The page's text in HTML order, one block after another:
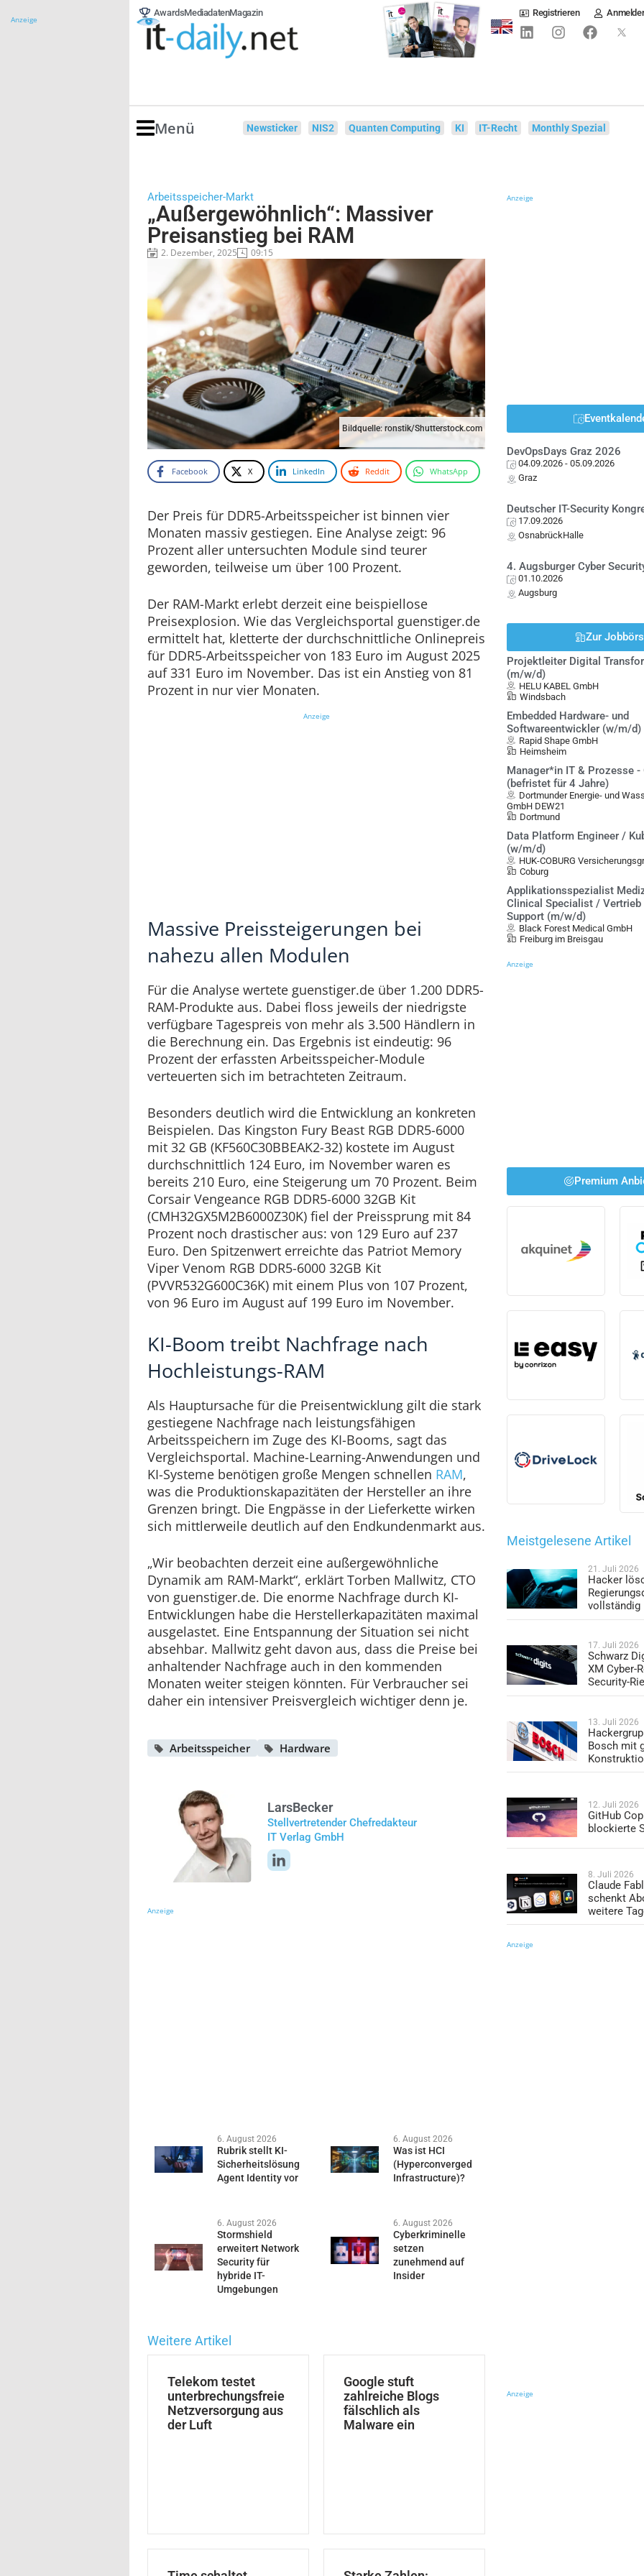
Anzeige
AwardsMediadatenMagazin Registrieren
Menü Newsticker NIS2 Quanten Computing KI IT-Recht Monthly Spezial
Arbeitsspeicher-Markt
„Außergewöhnlich“: Massiver
Preisanstieg bei RAM
2. Dezember, 2025 09:15
Bildquelle: ronstik/Shutterstock.com
Facebook X LinkedIn Reddit WhatsApp
Der Preis für DDR5-Arbeitsspeicher ist binnen vier
Monaten massiv gestiegen. Eine Analyse zeigt: 96
Prozent aller untersuchten Module sind teurer
geworden, teilweise um über 100 Prozent.
Der RAM-Markt erlebt derzeit eine beispiellose
Preisexplosion. Wie das Vergleichsportal guenstiger.de
ermittelt hat, kletterte der durchschnittliche Onlinepreis
für DDR5-Arbeitsspeicher von 183 Euro im August 2025
auf 331 Euro im November. Das ist ein Anstieg von 81
Prozent in nur vier Monaten.
Anzeige
Massive Preissteigerungen bei
nahezu allen Modulen
Für die Analyse wertete guenstiger.de über 1.200 DDR5-
RAM-Produkte aus. Dabei floss jeweils der niedrigste
verfügbare Tagespreis von mehr als 3.500 Händlern in
die Berechnung ein. Das Ergebnis ist eindeutig: 96
Prozent der erfassten Arbeitsspeicher-Module
verteuerten sich im betrachteten Zeitraum.
Besonders deutlich wird die Entwicklung an konkreten
Beispielen. Das Kingston Fury Beast RGB DDR5-6000
mit 32 GB (KF560C30BBEAK2-32) kostete im August
durchschnittlich 124 Euro, im November waren es
bereits 210 Euro, eine Steigerung um 70 Prozent. Beim
Corsair Vengeance RGB DDR5-6000 32GB Kit
(CMH32GX5M2B6000Z30K) fiel der Preissprung mit 84
Prozent noch drastischer aus: von 129 Euro auf 237
Euro. Den Spitzenwert erreichte das Patriot Memory
Viper Venom RGB DDR5-6000 32GB Kit
(PVVR532G600C36K) mit einem Plus von 107 Prozent,
von 96 Euro im August auf 199 Euro im November.
KI-Boom treibt Nachfrage nach
Hochleistungs-RAM
Als Hauptursache für die Preisentwicklung gilt die stark
gestiegene Nachfrage nach leistungsfähigen
Arbeitsspeichern im Zuge des KI-Booms, sagt das
Vergleichsportal. Machine-Learning-Anwendungen und
KI-Systeme benötigen große Mengen schnellen RAM,
was die Produktionskapazitäten der Hersteller an ihre
Grenzen bringt. Die Engpässe in der Lieferkette wirken
sich mittlerweile deutlich auf den Endkundenmarkt aus.
„Wir beobachten derzeit eine außergewöhnliche
Dynamik am RAM-Markt“, erklärt Torben Mallwitz, CTO
von guenstiger.de. Die enorme Nachfrage durch KI-
Entwicklungen habe die Herstellerkapazitäten maximal
ausgelastet. Eine Entspannung der Situation sei nicht
absehbar. Mallwitz geht davon aus, dass die Preise bei
anhaltender Nachfrage auch in den kommenden
Monaten weiter steigen könnten. Für Verbraucher sei
daher ein intensiver Preisvergleich wichtiger denn je.
Arbeitsspeicher Hardware
LarsBecker
Stellvertretender Chefredakteur
IT Verlag GmbH
Anzeige
6. August 2026
Rubrik stellt KI-
Sicherheitslösung
Agent Identity vor
6. August 2026
Was ist HCI
(Hyperconverged
Infrastructure)?
6. August 2026
Stormshield
erweitert Network
Security für
hybride IT-
Umgebungen
6. August 2026
Cyberkriminelle
setzen
zunehmend auf
Insider
Weitere Artikel
Telekom testet
unterbrechungsfreie
Netzversorgung aus
der Luft
Google stuft
zahlreiche Blogs
fälschlich als
Malware ein
Anzeige
DevOpsDays Graz 2026
04.09.2026 - 05.09.2026
Graz
Deutscher IT-Security
17.09.2026
OsnabrückHalle
4. Augsburger Cyber
01.10.2026
Augsburg
Zur
Projektleiter Digital
(m/w/d)
HELU KABEL GmbH
Windsbach
Embedded Hardware- und
Softwareentwickler (w/m/d)
Rapid Shape GmbH
Heimsheim
Manager*in IT & Prozesse -
(befristet für 4 Jahre)
Dortmunder Energie- und
GmbH DEW21
Dortmund
Data Platform Engineer /
(w/m/d)
HUK-COBURG
Coburg
Applikationsspezialist
Clinical Specialist / Vertrieb
Support (m/w/d)
Black Forest Medical GmbH
Freiburg im Breisgau
Anzeige
Premium
Meistgelesene Artikel
21. Juli 2026
Hacker
vollständig
17. Juli 2026
Schwarz
XM Cyber-
Security-
13. Juli 2026
Bosch mit
12. Juli 2026
GitHub
blockierte
8. Juli 2026
Claude
schenkt
weitere
Anzeige
Anzeige